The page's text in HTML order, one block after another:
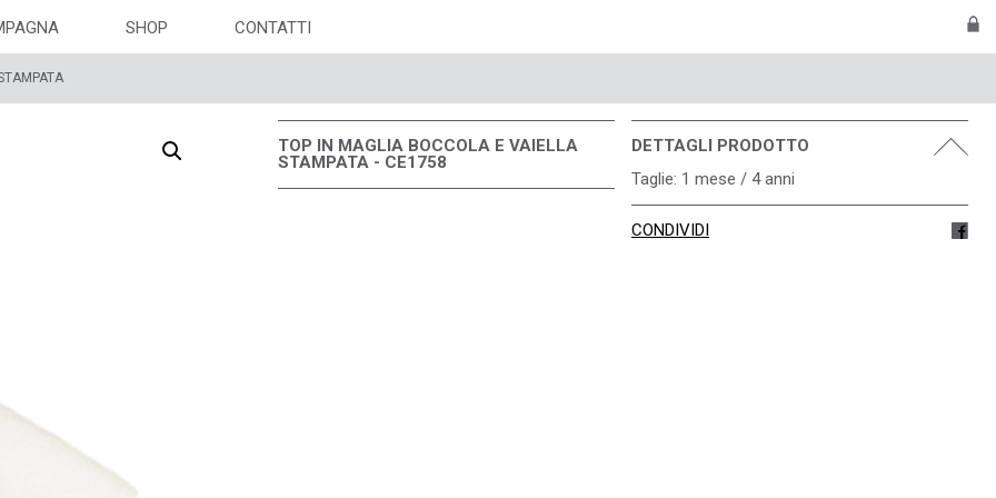
SHOP CONTATTI
TOP IN MAGLIA BOCCOLA E VAIELLA
STAMPATA - CE1758
DETTAGLI PRODOTTO
Taglie: 1 mese / 4 anni
CONDIVIDI